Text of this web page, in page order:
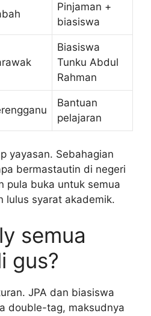
Pinjaman +
biasiswa
Biasiswa
Tunku Abdul
Rahman
Bantuan
pelajaran
yayasan. Sebahagian
bermastautin di negeri
pula buka untuk semua
lulus syarat akademik.
semua
gus?
JPA dan biasiswa
double-tag, maksudnya